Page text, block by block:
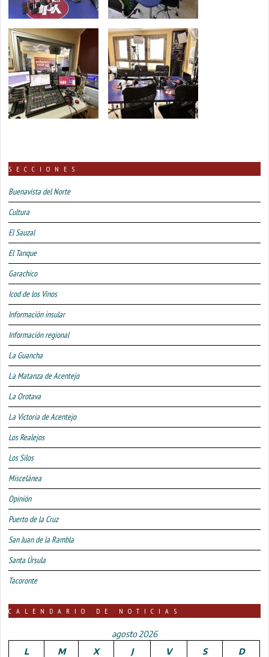
SECCIONES
Buenavista del Norte
Cultura
El Sauzal
El Tanque
Garachico
Icod de los Vinos
Información insular
Información regional
La Guancha
La Matanza de Acentejo
La Orotava
La Victoria de Acentejo
Los Realejos
Los Silos
Miscelánea
Opinión
Puerto de la Cruz
San Juan de la Rambla
Santa Úrsula
Tacoronte
CALENDARIO DE NOTICIAS
agosto 2026
L
M X J V S D